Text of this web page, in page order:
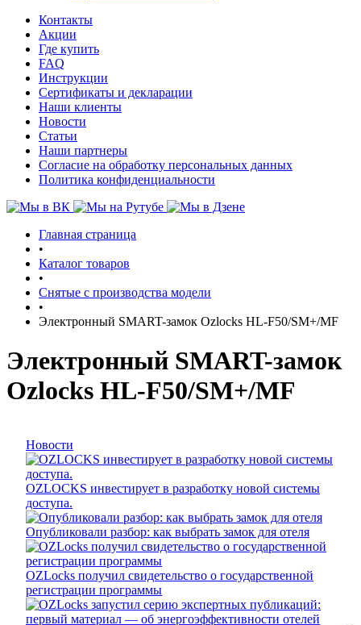
Контакты
Акции
Где купить
FAQ
Инструкции
Сертификаты и декларации
Наши клиенты
Новости
Статьи
Наши партнеры
Согласие на обработку персональных данных
Политика конфиденциальности
Главная страница
•
Каталог товаров
•
Снятые с производства модели
•
Электронный SMART-замок Ozlocks HL-F50/SM+/MF
Электронный SMART-замок
Ozlocks HL-F50/SM+/MF
Новости
OZLOCKS инвестирует в разработку новой системы
доступа.
Опубликовали разбор: как выбрать замок для отеля
OZLocks получил свидетельство о государственной
регистрации программы